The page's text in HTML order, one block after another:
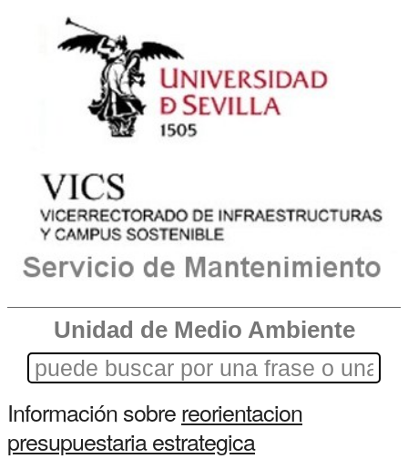
Unidad de Medio Ambiente
Información sobrereorientacion
presupuestaria estrategica